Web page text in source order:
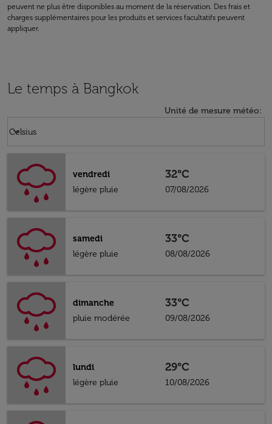
peuvent ne plus être disponibles au moment de la réservation. Des frais et
charges supplémentaires pour les produits et services facultatifs peuvent
appliquer.
Le temps à Bangkok
Unité de mesure météo:
Celsius
keyboard_arrow_down
vendredi
légère pluie
32°C
07/08/2026
samedi
légère pluie
33°C
08/08/2026
dimanche
pluie modérée
33°C
09/08/2026
lundi
légère pluie
29°C
10/08/2026